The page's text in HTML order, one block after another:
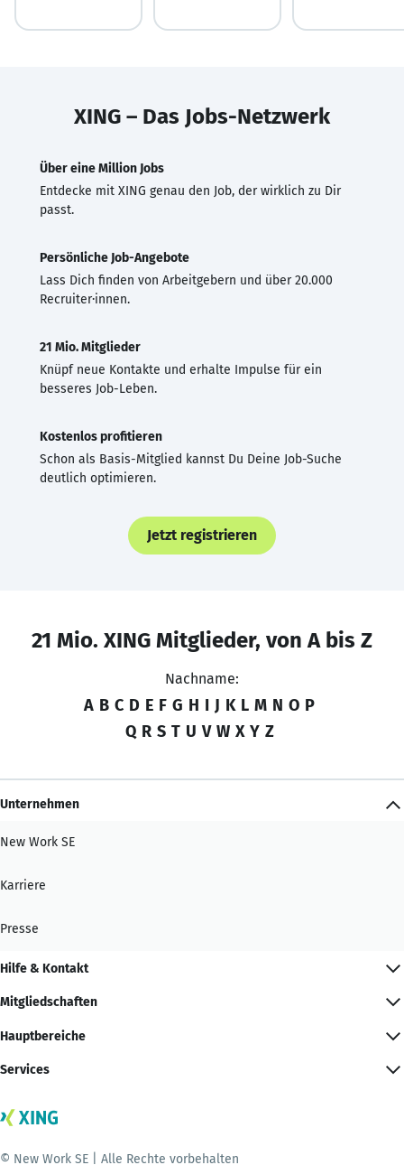
XING – Das Jobs-Netzwerk
Über eine Million Jobs
Entdecke mit XING genau den Job, der wirklich zu Dir
passt.
Persönliche Job-Angebote
Lass Dich finden von Arbeitgebern und über 20.000
Recruiter·innen.
21 Mio. Mitglieder
Knüpf neue Kontakte und erhalte Impulse für ein
besseres Job-Leben.
Kostenlos profitieren
Schon als Basis-Mitglied kannst Du Deine Job-Suche
deutlich optimieren.
Jetzt registrieren
21 Mio. XING Mitglieder, von A bis Z
Nachname:
A B C D E F G H I J K L M N O P
Q R S T U V W X Y Z
Unternehmen
New Work SE
Karriere
Presse
Hilfe & Kontakt
Mitgliedschaften
Hauptbereiche
Services
© New Work SE | Alle Rechte vorbehalten